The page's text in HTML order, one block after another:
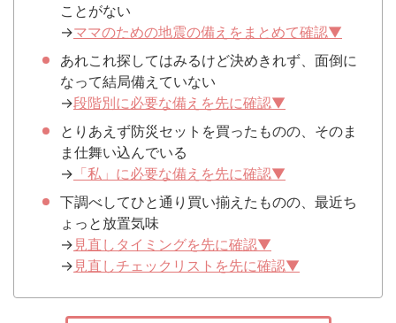
ことがない
→ママのための地震の備えをまとめて確認▼
あれこれ探してはみるけど決めきれず、面倒に
なって結局備えていない
→段階別に必要な備えを先に確認▼
とりあえず防災セットを買ったものの、そのま
ま仕舞い込んでいる
→ 「私」に必要な備えを先に確認▼
下調べしてひと通り買い揃えたものの、最近ち
ょっと放置気味
→ 見直しタイミングを先に確認▼
→ 見直しチェックリストを先に確認▼